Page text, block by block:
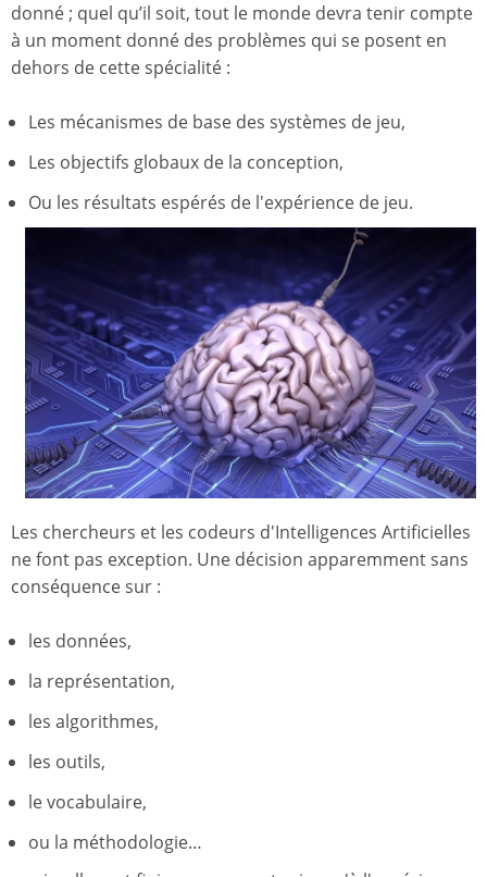
donné ; quel qu’il soit, tout le monde devra tenir compte
à un moment donné des problèmes qui se posent en
dehors de cette spécialité :
Les mécanismes de base des systèmes de jeu,
Les objectifs globaux de la conception,
Ou les résultats espérés de l'expérience de jeu.
Les chercheurs et les codeurs d'Intelligences Artificielles
ne font pas exception. Une décision apparemment sans
conséquence sur :
les données,
la représentation,
les algorithmes,
les outils,
le vocabulaire,
ou la méthodologie…